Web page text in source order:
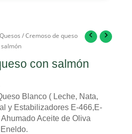
Quesos / Cremoso de queso
con salmón
Blanco ( Leche, Nata,
y Estabilizadores E-466,E-
Aceite de Oliva